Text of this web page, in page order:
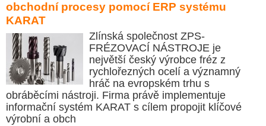
obchodní procesy pomocí ERP systému
KARAT
Zlínská společnost ZPS-
FRÉZOVACÍ NÁSTROJE je
největší český výrobce fréz z
rychlořezných ocelí a významný
hráč na evropském trhu s
obráběcími nástroji. Firma právě implementuje
informační systém KARAT s cílem propojit klíčové
výrobní a obch